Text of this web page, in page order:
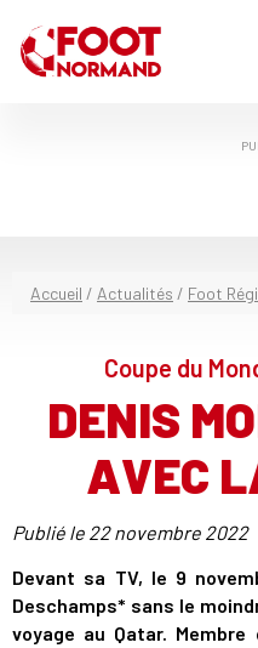
Accueil / Actualités / Foot
Coupe du
DENIS
AVEC
Publié le 22 novembre 2022
Devant sa TV, le 9
Deschamps* sans le
voyage au Qatar.